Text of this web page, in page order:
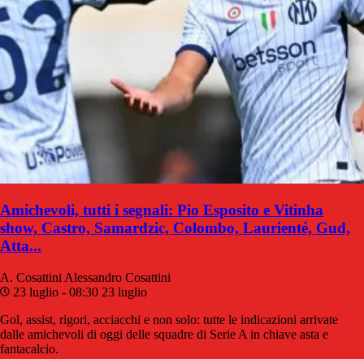
Amichevoli, tutti i segnali: Pio Esposito e Vitinha
show, Castro, Samardzic, Colombo, Laurienté, Gud,
Atta...
A. Cosattini Alessandro Cosattini
23 luglio - 08:30 23 luglio
Gol, assist, rigori, acciacchi e non solo: tutte le indicazioni arrivate
dalle amichevoli di oggi delle squadre di Serie A in chiave asta e
fantacalcio.